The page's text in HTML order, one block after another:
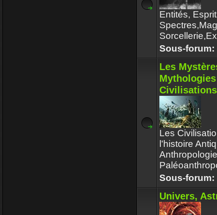
Entités,
Sous-forum:
Les
Civilisations
Les
l'histoire
Sous-forum:
Univers,